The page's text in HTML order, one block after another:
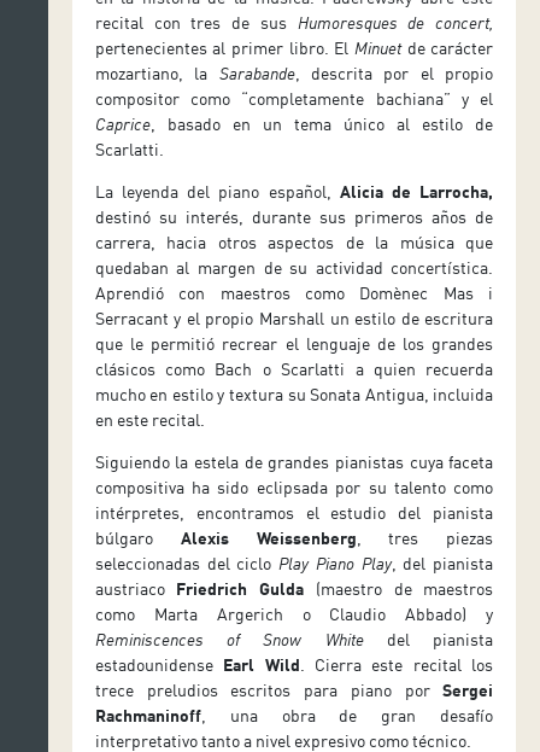
recital con tres de sus Humoresques de concert,
pertenecientes al primer libro. El Minuetde carácter
mozartiano, la Sarabande, descrita por el propio
compositor como “completamente bachiana” y el
Caprice, basado en un tema único al estilo de
Scarlatti.
La leyenda del piano español, Alicia de Larrocha,
destinó su interés, durante sus primeros años de
carrera, hacia otros aspectos de la música que
quedaban al margen de su actividad concertística.
Aprendió con maestros como Domènec Mas i
Serracant y el propio Marshall un estilo de escritura
que le permitió recrear el lenguaje de los grandes
clásicos como Bach o Scarlatti a quien recuerda
mucho en estilo y textura su Sonata Antigua, incluida
en este recital.
Siguiendo la estela de grandes pianistas cuya faceta
compositiva ha sido eclipsada por su talento como
intérpretes, encontramos el estudio del pianista
búlgaro Alexis Weissenberg , tres piezas
seleccionadas del ciclo Play Piano Play, del pianista
austriacoFriedrich Gulda (maestro de maestros
como Marta Argerich o Claudio Abbado) y
Reminiscences of Snow Whitedel pianista
estadounidense Earl Wild . Cierra este recital los
trece preludios escritos para piano porSergei
Rachmaninoff, una obra de gran desafío
interpretativo tanto a nivel expresivo como técnico.